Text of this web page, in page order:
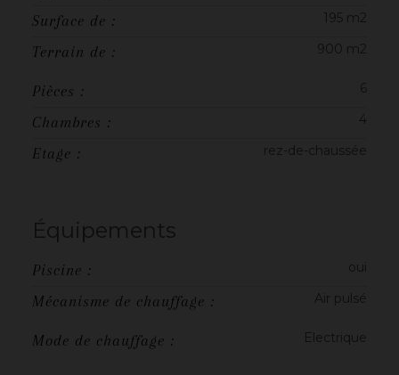
Surface de : 195 m2
Terrain de : 900 m2
Pièces : 6
Chambres : 4
Etage : rez-de-chaussée
Équipements
Piscine : oui
Mécanisme de chauffage : Air pulsé
Mode de chauffage : Electrique